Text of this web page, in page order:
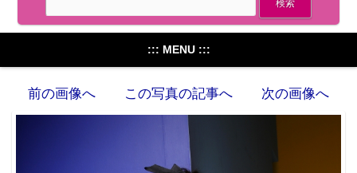
::: MENU :::
前の画像へ この写真の記事へ 次の画像へ